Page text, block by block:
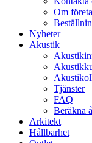
Om
Nyheter
Akustik
Tjänster
FAQ
Beräkna
Arkitekt
Hållbarhet